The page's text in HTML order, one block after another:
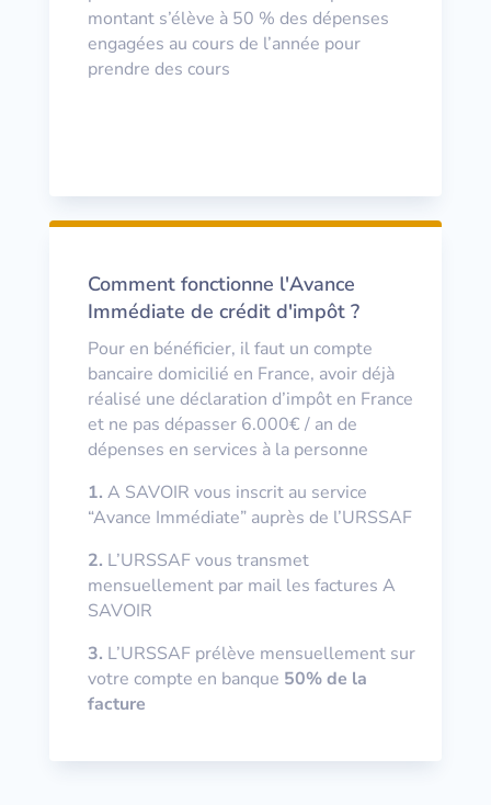
montant s’élève à 50 % des dépenses
engagées au cours de l’année pour
prendre des cours
Comment fonctionne l'Avance
Immédiate de crédit d'impôt ?
Pour en bénéficier, il faut un compte
bancaire domicilié en France, avoir déjà
réalisé une déclaration d’impôt en France
et ne pas dépasser 6.000€ / an de
dépenses en services à la personne
1. A SAVOIR vous inscrit au service
“Avance Immédiate” auprès de l’URSSAF
2. L’URSSAF vous transmet
mensuellement par mail les factures A
SAVOIR
3. L’URSSAF prélève mensuellement sur
votre compte en banque 50% de la
facture